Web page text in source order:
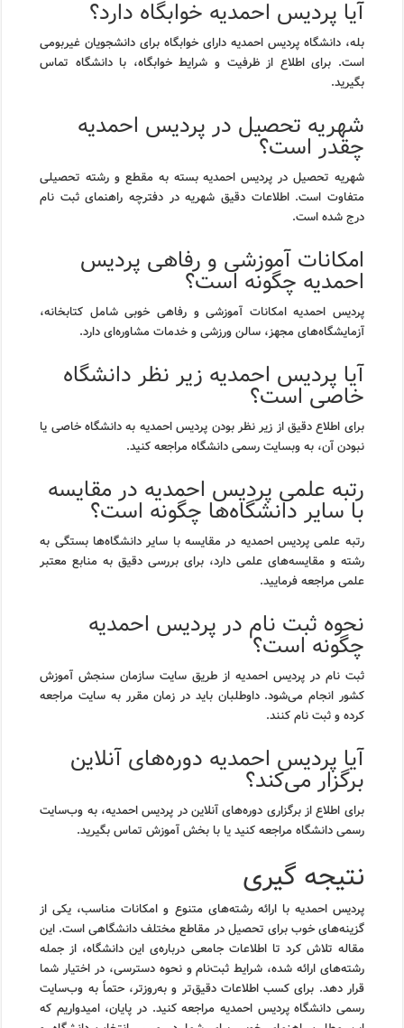
آیا پردیس احمدیه خوابگاه دارد؟
بله، دانشگاه پردیس احمدیه دارای خوابگاه برای دانشجویان غیربومی
است. برای اطلاع از ظرفیت و شرایط خوابگاه، با دانشگاه تماس
بگیرید.
شهریه تحصیل در پردیس احمدیه
چقدر است؟
شهریه تحصیل در پردیس احمدیه بسته به مقطع و رشته تحصیلی
متفاوت است. اطلاعات دقیق شهریه در دفترچه راهنمای ثبت نام
درج شده است.
امکانات آموزشی و رفاهی پردیس
احمدیه چگونه است؟
پردیس احمدیه امکانات آموزشی و رفاهی خوبی شامل کتابخانه،
آزمایشگاه‌های مجهز، سالن ورزشی و خدمات مشاوره‌ای دارد.
آیا پردیس احمدیه زیر نظر دانشگاه
خاصی است؟
برای اطلاع دقیق از زیر نظر بودن پردیس احمدیه به دانشگاه خاصی یا
نبودن آن، به وبسایت رسمی دانشگاه مراجعه کنید.
رتبه علمی پردیس احمدیه در مقایسه
با سایر دانشگاه‌ها چگونه است؟
رتبه علمی پردیس احمدیه در مقایسه با سایر دانشگاه‌ها بستگی به
رشته و مقایسه‌های علمی دارد، برای بررسی دقیق به منابع معتبر
علمی مراجعه فرمایید.
نحوه ثبت نام در پردیس احمدیه
چگونه است؟
ثبت نام در پردیس احمدیه از طریق سایت سازمان سنجش آموزش
کشور انجام می‌شود. داوطلبان باید در زمان مقرر به سایت مراجعه
کرده و ثبت نام کنند.
آیا پردیس احمدیه دوره‌های آنلاین
برگزار می‌کند؟
برای اطلاع از برگزاری دوره‌های آنلاین در پردیس احمدیه، به وب‌سایت
رسمی دانشگاه مراجعه کنید یا با بخش آموزش تماس بگیرید.
نتیجه گیری
پردیس احمدیه با ارائه رشته‌های متنوع و امکانات مناسب، یکی از
گزینه‌های خوب برای تحصیل در مقاطع مختلف دانشگاهی است. این
مقاله تلاش کرد تا اطلاعات جامعی درباره‌ی این دانشگاه، از جمله
رشته‌های ارائه شده، شرایط ثبت‌نام و نحوه دسترسی، در اختیار شما
قرار دهد. برای کسب اطلاعات دقیق‌تر و به‌روزتر، حتماً به وب‌سایت
رسمی دانشگاه پردیس احمدیه مراجعه کنید. در پایان، امیدواریم که